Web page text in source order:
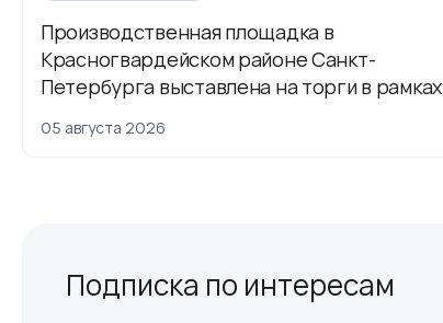
Производственная площадка в
Красногвардейском районе Санкт-
Петербурга выставлена на торги в рамках
05 августа 2026
Подписка по интересам